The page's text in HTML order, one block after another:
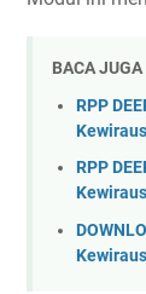
BACA JUGA
RPP
RPP